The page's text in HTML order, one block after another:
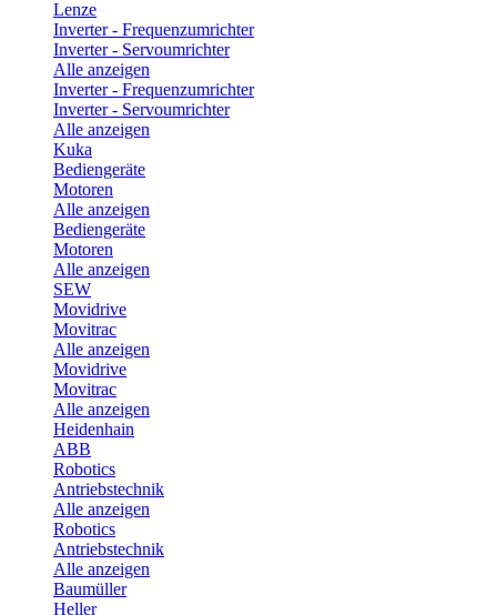
Lenze
Inverter - Frequenzumrichter
Inverter - Servoumrichter
Alle anzeigen
Inverter - Frequenzumrichter
Inverter - Servoumrichter
Alle anzeigen
Kuka
Bediengeräte
Motoren
Alle anzeigen
Bediengeräte
Motoren
Alle anzeigen
SEW
Movidrive
Movitrac
Alle anzeigen
Movidrive
Movitrac
Alle anzeigen
Heidenhain
ABB
Robotics
Antriebstechnik
Alle anzeigen
Robotics
Antriebstechnik
Alle anzeigen
Baumüller
Heller